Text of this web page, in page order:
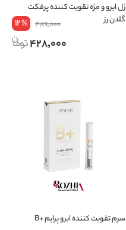
ژل ابرو و مژه تقویت کننده پرفکت
گلدن رز
489,000
12%
428,000
سرم تقویت کننده ابرو پرایم +B